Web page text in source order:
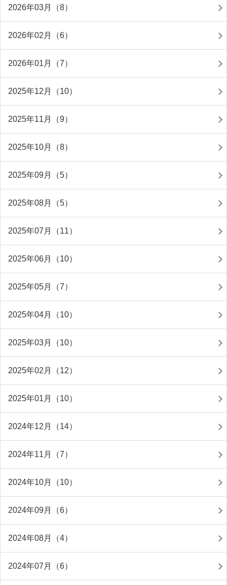
2026年03月（8）
2026年02月（6）
2026年01月（7）
2025年12月（10）
2025年11月（9）
2025年10月（8）
2025年09月（5）
2025年08月（5）
2025年07月（11）
2025年06月（10）
2025年05月（7）
2025年04月（10）
2025年03月（10）
2025年02月（12）
2025年01月（10）
2024年12月（14）
2024年11月（7）
2024年10月（10）
2024年09月（6）
2024年08月（4）
2024年07月（6）